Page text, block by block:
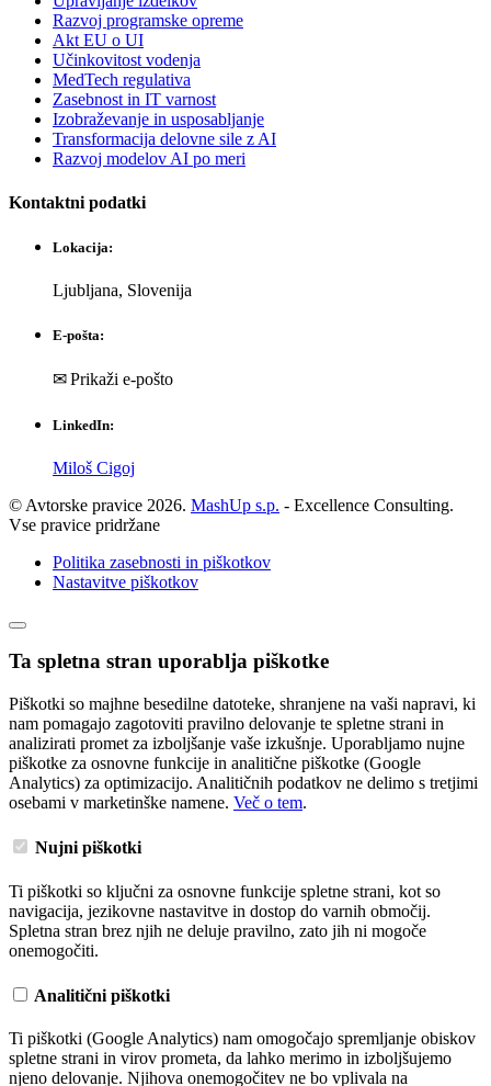
Razvoj programske opreme
Akt EU o UI
Učinkovitost vodenja
MedTech regulativa
Zasebnost in IT varnost
Izobraževanje in usposabljanje
Transformacija delovne sile z AI
Razvoj modelov AI po meri
Kontaktni podatki
Lokacija:
Ljubljana, Slovenija
E-pošta:
✉ Prikaži e-pošto
LinkedIn:
Miloš Cigoj
© Avtorske pravice 2026. MashUp s.p. - Excellence Consulting.
Vse pravice pridržane
Politika zasebnosti in piškotkov
Nastavitve piškotkov
Ta spletna stran uporablja piškotke
Piškotki so majhne besedilne datoteke, shranjene na vaši napravi, ki
nam pomagajo zagotoviti pravilno delovanje te spletne strani in
analizirati promet za izboljšanje vaše izkušnje. Uporabljamo nujne
piškotke za osnovne funkcije in analitične piškotke (Google
Analytics) za optimizacijo. Analitičnih podatkov ne delimo s tretjimi
osebami v marketinške namene. Več o tem.
Nujni piškotki
Ti piškotki so ključni za osnovne funkcije spletne strani, kot so
navigacija, jezikovne nastavitve in dostop do varnih območij.
Spletna stran brez njih ne deluje pravilno, zato jih ni mogoče
onemogočiti.
Analitični piškotki
Ti piškotki (Google Analytics) nam omogočajo spremljanje obiskov
spletne strani in virov prometa, da lahko merimo in izboljšujemo
njeno delovanje. Njihova onemogočitev ne bo vplivala na